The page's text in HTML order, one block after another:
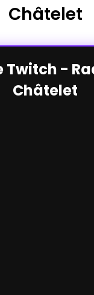
Châtelet
Twitch -
Châtelet